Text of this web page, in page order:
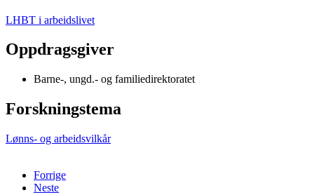
LHBT i arbeidslivet
Oppdragsgiver
Barne-, ungd.- og familiedirektoratet
Forskningstema
Lønns- og arbeidsvilkår
Forrige
Neste